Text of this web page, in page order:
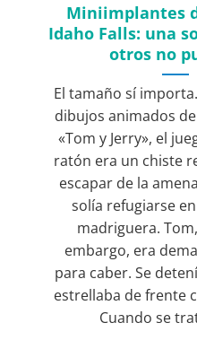
Miniimplantes
Idaho Falls: una
otros no
El tamaño sí
dibujos animados
«Tom y Jerry», el
ratón era un chiste
escapar de la
solía refugiarse
madriguera.
embargo, era
para caber. Se
estrellaba de frente
Cuando se